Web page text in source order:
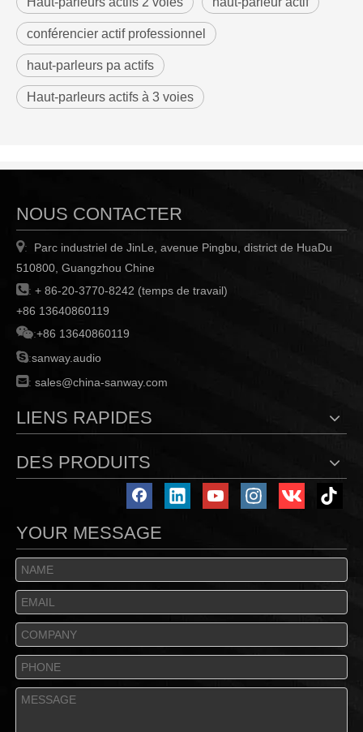
conférencier actif professionnel
haut-parleurs pa actifs
Haut-parleurs actifs à 3 voies
NOUS CONTACTER
:
Parc industriel de JinLe, avenue Pingbu, district de HuaDu
510800, Guangzhou Chine
: + 86-20-3770-8242 (temps de travail)
+86 13640860119
:+86 13640860119
:sanway.audio
: sales@china-sanway.com
LIENS RAPIDES
DES PRODUITS
YOUR MESSAGE